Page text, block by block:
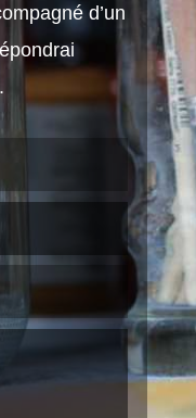
d’un